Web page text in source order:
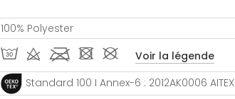
100% Polyester
T d l - #
Voir la légende
Standard 100 I Annex-6 : 2012AK0006 AITEX